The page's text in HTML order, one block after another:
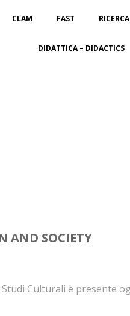
CLAM FAST
DIDATTICA – DIDACTICS
AND SOCIETY
Culturali è presente